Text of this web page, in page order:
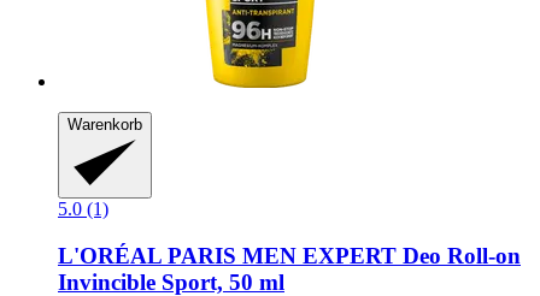
Warenkorb
5.0 (1)
L'ORÉAL PARIS MEN EXPERT Deo Roll-​on
Invincible Sport, 50 ml